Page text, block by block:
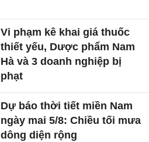
Vi phạm kê khai giá thuốc
thiết yếu, Dược phẩm Nam
Hà và 3 doanh nghiệp bị
phạt
Dự báo thời tiết miền Nam
ngày mai 5/8: Chiều tối mưa
dông diện rộng